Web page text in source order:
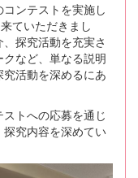
ンテストを実施し
ていただきまし
探究活動を充実さ
など、単なる説明
活動を深めるにあ
トへの応募を通じ
究内容を深めてい